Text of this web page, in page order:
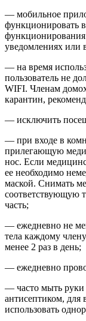
— мобильное
функционировать
уведомлениях или
— на время
пользователь не
WIFI. Членам
карантин,
— исключить
— при входе в
прилегающую
нос. Если
ее необходимо
маской. Снимать
соответствующую
часть;
— ежедневно не
тела каждому
менее 2 раз в день;
— ежедневно
— часто мыть руки
антисептиком, для
использовать